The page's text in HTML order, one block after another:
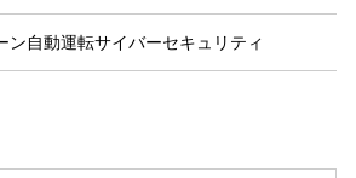
ン自動運転サイバーセキュリティ